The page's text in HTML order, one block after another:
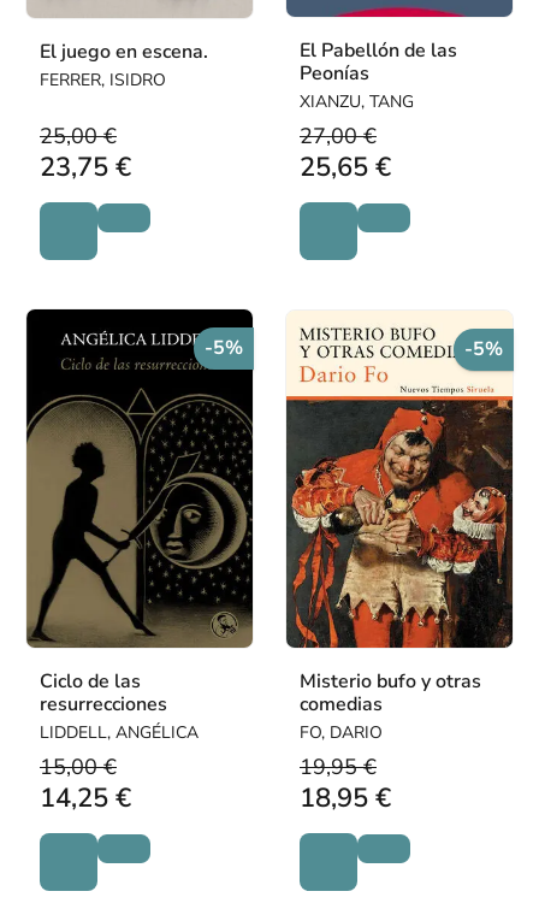
El juego en escena.
FERRER, ISIDRO
25,00 €
23,75 €
El Pabellón de las
Peonías
XIANZU, TANG
27,00 €
25,65 €
-5%
Ciclo de las
resurrecciones
LIDDELL, ANGÉLICA
15,00 €
14,25 €
-5%
Misterio bufo y otras
comedias
FO, DARIO
19,95 €
18,95 €